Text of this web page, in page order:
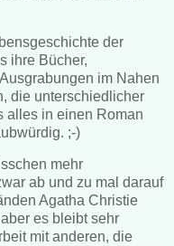
der
ihre Bücher,
im Nahen
die unterschiedlicher
alles in einen Roman
;-)
mehr
ab und zu mal darauf
Agatha Christie
es bleibt sehr
mit anderen, die